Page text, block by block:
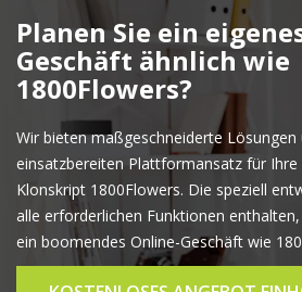
Planen Sie ein
Geschäft ähnlich wie
1800Flowers?
Wir bieten maßgeschneiderte
einsatzbereiten Plattformansatz für
Klonskript 1800Flowers. Die speziell
alle erforderlichen Funktionen
ein boomendes Online-Geschäft wie